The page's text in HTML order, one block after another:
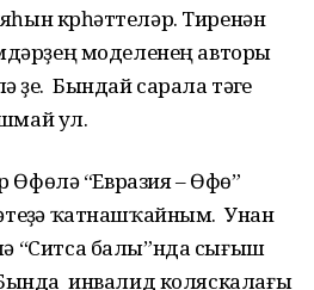
күрһәттеләр. Тиренән
моделенең авторы
үҙе. Бындай сарала тәүге
ул.
“Евразия – Өфө”
ҡатнашҡайным. Унан
“Ситса балы”нда сығыш
инвалид коляскалағы